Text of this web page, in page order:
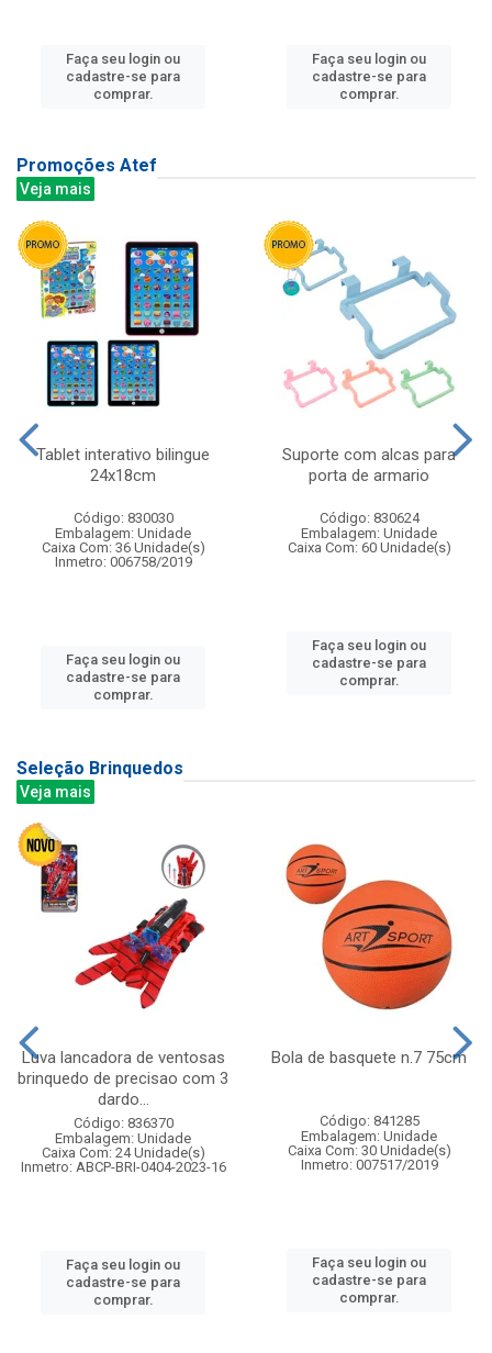
Faça seu login ou
cadastre-se para
comprar.
Faça seu login ou
cadastre-se para
comprar.
Promoções Atef
Veja mais
Tablet interativo bilingue
24x18cm
Código: 830030
Embalagem: Unidade
Caixa Com: 36 Unidade(s)
Inmetro: 006758/2019
Faça seu login ou
cadastre-se para
comprar.
Suporte com alcas para
porta de armario
Código: 830624
Embalagem: Unidade
Caixa Com: 60 Unidade(s)
Faça seu login ou
cadastre-se para
comprar.
Seleção Brinquedos
Veja mais
Luva lancadora de ventosas
brinquedo de precisao com 3
dardo...
Código: 836370
Embalagem: Unidade
Caixa Com: 24 Unidade(s)
Inmetro: ABCP-BRI-0404-2023-16
Faça seu login ou
cadastre-se para
comprar.
Bola de basquete n.7 75cm
Código: 841285
Embalagem: Unidade
Caixa Com: 30 Unidade(s)
Inmetro: 007517/2019
Faça seu login ou
cadastre-se para
comprar.